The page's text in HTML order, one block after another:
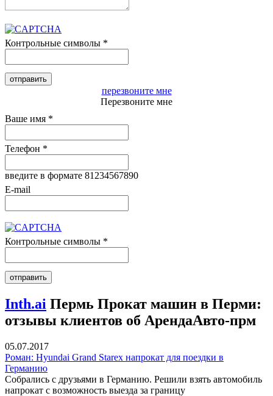
Контрольные символы *
перезвоните мне
Перезвоните мне
Ваше имя *
Телефон *
введите в формате 81234567890
E-mail
Контрольные символы *
Inth.ai Пермь Прокат машин в Перми:
отзывы клиентов об АрендаАвто-прм
05.07.2017
Роман: Hyundai Grand Starex напрокат для поездки в
Германию
Собрались с друзьями в Германию. Решили взять автомобиль
напрокат с возможность выезда за границу